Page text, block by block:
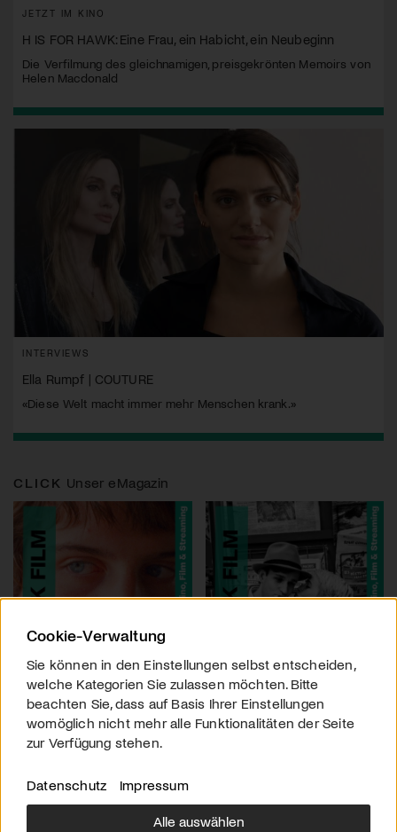
JETZT IM KINO
H IS FOR HAWK: Eine Frau, ein Habicht, ein Neubeginn
Die Verfilmung des gleichnamigen, preisgekrönten Memoirs von
Helen Macdonald
INTERVIEWS
Ella Rumpf | COUTURE
«Diese Welt macht immer mehr Menschen krank.»
CLICK Unser eMagazin
Cookie-Verwaltung
Sie können in den Einstellungen selbst entscheiden,
welche Kategorien Sie zulassen möchten. Bitte
beachten Sie, dass auf Basis Ihrer Einstellungen
womöglich nicht mehr alle Funktionalitäten der Seite
zur Verfügung stehen.
Datenschutz Impressum
Alle auswählen